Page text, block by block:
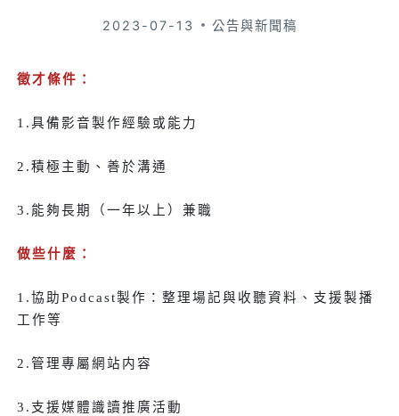
2023-07-13 公告與新聞稿
徵才條件：
1.具備影音製作經驗或能力
2.積極主動、善於溝通
3.能夠長期（一年以上）兼職
做些什麼：
1.協助Podcast製作：整理場記與收聽資料、支援製播
工作等
2.管理專屬網站内容
3.支援媒體識讀推廣活動